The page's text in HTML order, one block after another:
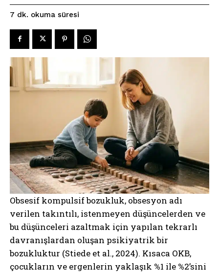
7 dk. okuma süresi
Obsesif kompulsif bozukluk, obsesyon adı
verilen takıntılı, istenmeyen düşüncelerden ve
bu düşünceleri azaltmak için yapılan tekrarlı
davranışlardan oluşan psikiyatrik bir
bozukluktur (Stiede et al., 2024). Kısaca OKB,
çocukların ve ergenlerin yaklaşık %1 ile %2’sini